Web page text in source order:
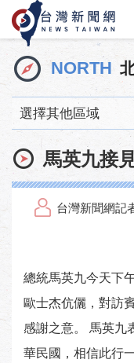
NORTH
選擇其他區域
馬英九接
台灣新聞網記
總統馬英九今天下
歐士杰伉儷，對訪
感謝之意。 馬英九
華民國，相信此行